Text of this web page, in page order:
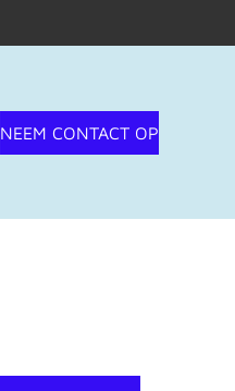
NEEM CONTACT OP